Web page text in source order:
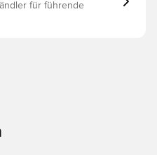
für führende